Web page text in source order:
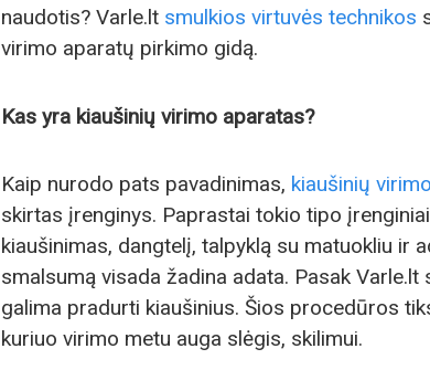
naudotis? Varle.lt smulkios virtuvės technikos
virimo aparatų pirkimo gidą.
Kas yra kiaušinių virimo aparatas?
Kaip nurodo pats pavadinimas, kiaušinių
skirtas įrenginys. Paprastai tokio tipo
kiaušinimas, dangtelį, talpyklą su matuokliu ir
smalsumą visada žadina adata. Pasak
galima pradurti kiaušinius. Šios procedūros
kuriuo virimo metu auga slėgis, skilimui.